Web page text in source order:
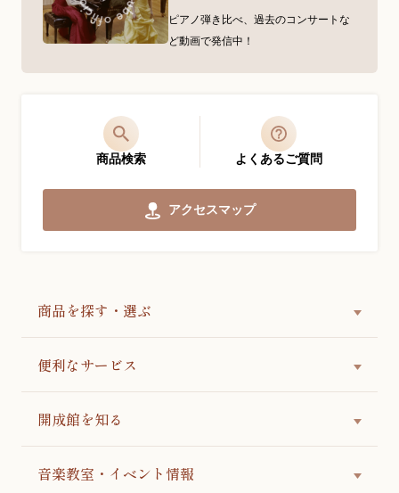
ピアノ弾き比べ、過去のコンサートな
ど動画で発信中！
商品検索 よくあるご質問
アクセスマップ
商品を探す・選ぶ
便利なサービス
開成館を知る
音楽教室・イベント情報